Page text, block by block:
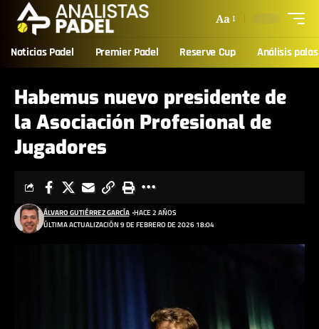
Aa
Noticias Padel Premier Padel Reserve Cup Análisis palas
Habemus nuevo presidente de
la Asociación Profesional de
Jugadores
ÚLTIMA ACTUALIZACIÓN 9 DE FEBRERO DE 2026 18:04
ÁLVARO GUTIÉRREZ GARCÍA HACE 2 AÑOS